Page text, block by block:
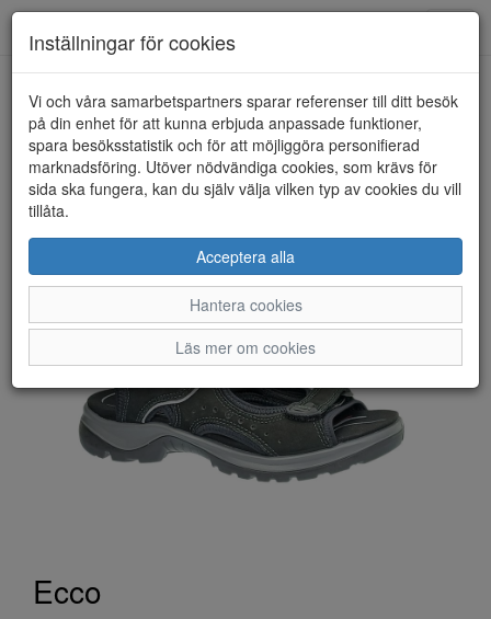
HEM ECCO
Ecco
Inställningar för cookies
Vi och våra samarbetspartners sparar referenser till ditt besök
på din enhet för att kunna erbjuda anpassade funktioner,
spara besöksstatistik och för att möjliggöra personifierad
marknadsföring. Utöver nödvändiga cookies, som krävs för
sida ska fungera, kan du själv välja vilken typ av cookies du vill
tillåta.
Acceptera alla
Hantera cookies
Läs mer om cookies